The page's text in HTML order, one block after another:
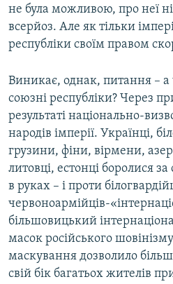
не була можливою, про неї
всерйоз. Але як тільки
республіки своїм правом
Виникає, однак, питання – а
союзні республіки? Через
результаті національно-
народів імперії. Українці,
грузини, фіни, вірмени,
литовці, естонці боролися
в руках – і проти
червоноармійців-
більшовицький
масок російського
маскування дозволило
свій бік багатьох жителів